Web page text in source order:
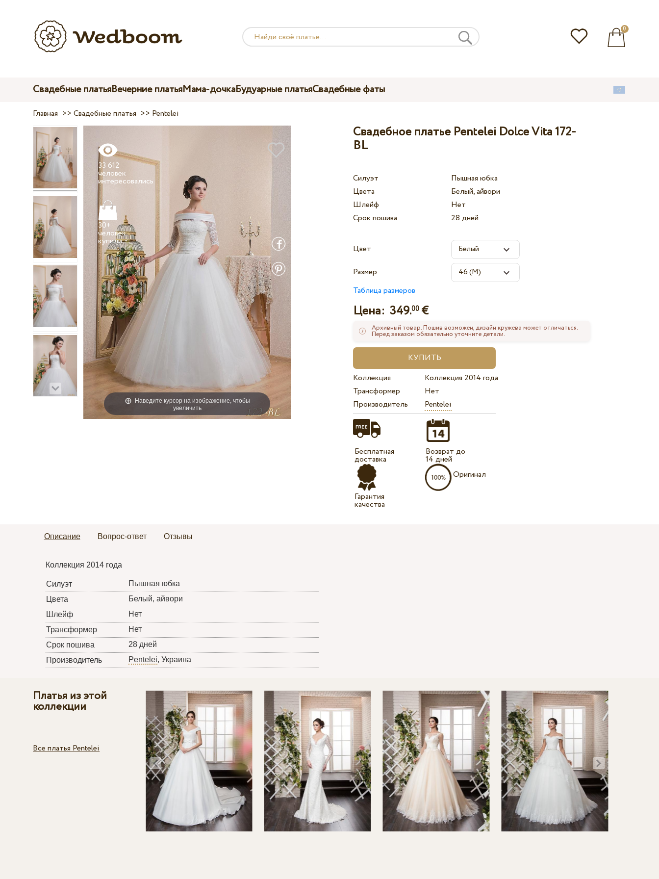
0
Свадебные платьяВечерние платьяМама-дочкаБудуарные платьяСвадебные фаты
Главная >>Свадебные платья >> Pentelei
Наведите курсор на изображение, чтобы
увеличить
33 612
человек
30+
человек
купили
Свадебное платье Pentelei Dolce Vita 172-
BL
Силуэт
Пышная юбка
Цвета
Белый, айвори
Шлейф
Нет
Срок пошива
28 дней
Цвет
Размер
Таблица размеров
Цена:349.00 €
Архивный товар. Пошив возможен, дизайн кружева может отличаться.
Перед заказом обязательно уточните детали.
Коллекция
Коллекция 2014 года
Трансформер
Нет
Производитель
Pentelei
Бесплатная
доставка
Гарантия
качества
Возврат до
14 дней
Оригинал
Описание Вопрос-ответ Отзывы
Коллекция 2014 года
Силуэт
Пышная юбка
Цвета
Белый, айвори
Шлейф
Нет
Трансформер
Нет
Срок пошива
28 дней
Производитель
Pentelei, Украина
Платья из этой
коллекции
Все платья Pentelei